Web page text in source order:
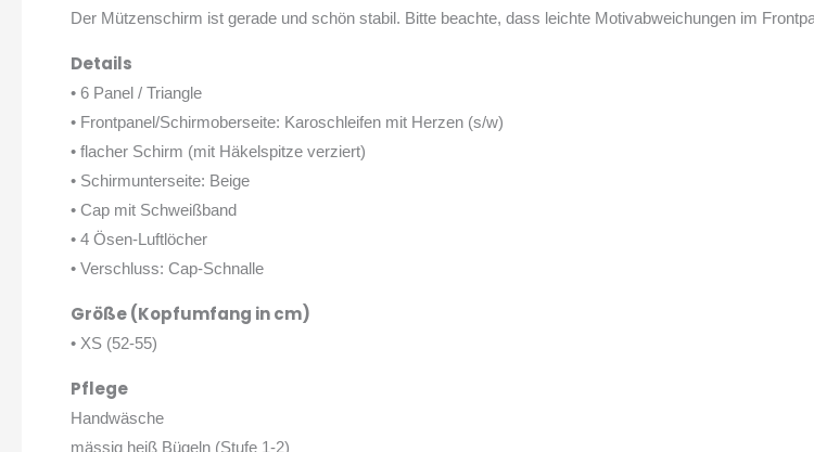
Der Mützenschirm ist gerade und schön stabil. Bitte beachte, dass leichte Motivabweichungen im
Details
• 6 Panel / Triangle
• Frontpanel/Schirmoberseite: Karoschleifen mit Herzen (s/w)
• flacher Schirm (mit Häkelspitze verziert)
• Schirmunterseite: Beige
• Cap mit Schweißband
• 4 Ösen-Luftlöcher
• Verschluss: Cap-Schnalle
Größe (Kopfumfang in cm)
• XS (52-55)
Pflege
Handwäsche
mässig heiß Bügeln (Stufe 1-2)